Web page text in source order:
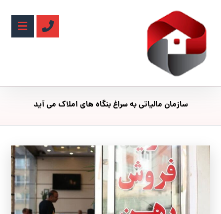
سازمان مالیاتی به سراغ بنگاه های املاک می آید